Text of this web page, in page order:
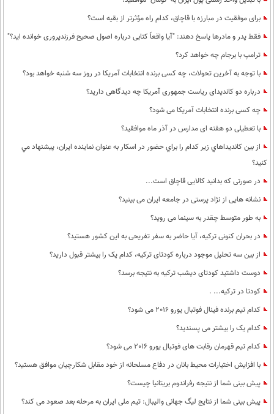
برای موفقیت در مبارزه با قاچاق، کدام راه مؤثرتر از بقیه است؟
فقط پدر و مادرها پاسخ دهند: "آیا واقعاً کتابی درباره اصول صحیح فرزندپروری خوانده اید؟"
ترامپ با برجام چه خواهد کرد؟
با توجه به آخرین تحولات، چه کسی برنده انتخابات آمریکا در روز سه شنبه خواهد بود؟
درباره دو کاندیدای ریاست جمهوری آمریکا چه دیدگاهی دارید؟
چه کسی برنده انتخابات آمریکا می شود؟
با تعطیلی دو هفته ای مدارس در آذر ماه موافقید؟
از بين كانديداهاي زير كدام را براي حضور در اسكار به عنوان نماينده ايران، پيشنهاد مي
كنيد؟
در صورتی که بدانید کالایی قاچاق است...
نشانه هایی از نژاد پرستی در جامعه ایران می بینید؟
به طور متوسط چقدر به سینما می روید؟
در بحران کنونی ترکیه، آیا حاضر به سفر تفریحی به این کشور هستید؟
از بین سه تحلیل موجود درباره کودتای ترکیه، کدام یک را بیشتر قبول دارید؟
دوست داشتید کودتای دیشب ترکیه به نتیجه برسد؟
کودتا در ترکیه... .
کدام تیم برنده فینال فوتبال یورو 2016 می شود؟
کدام یک را بیشتر می پسندید؟
کدام تیم قهرمان رقابت های فوتبال یورو 2016 می شود؟
با افزایش اختیارات محیط‌ بانان در دفاع مسلحانه از خود مقابل شکارچیان موافق هستید؟
پیش بینی شما از نتیجه رفراندوم بریتانیا چیست؟
پيش بينی شما از نتايج ليگ جهانی واليبال: تيم ملی ايران به مرحله بعد صعود می كند؟